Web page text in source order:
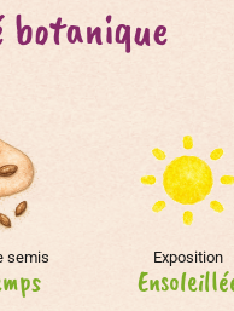
semis Exposition